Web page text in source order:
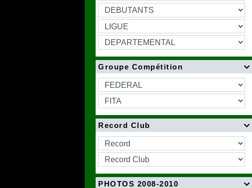

Groupe Compétition

Record Club

PHOTOS 2008-2010